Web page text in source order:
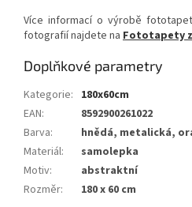
Více informací o výrobě
fotografií najdete na Fototapety
Doplňkové parametry
Kategorie: 180x60cm
EAN:
8592900261022
Barva:
hnědá, metalická,
Materiál:
samolepka
Motiv:
abstraktní
Rozměr: 180 x 60 cm